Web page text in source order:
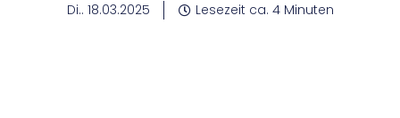
Di.. 18.03.2025 Lesezeit ca. 4 Minuten